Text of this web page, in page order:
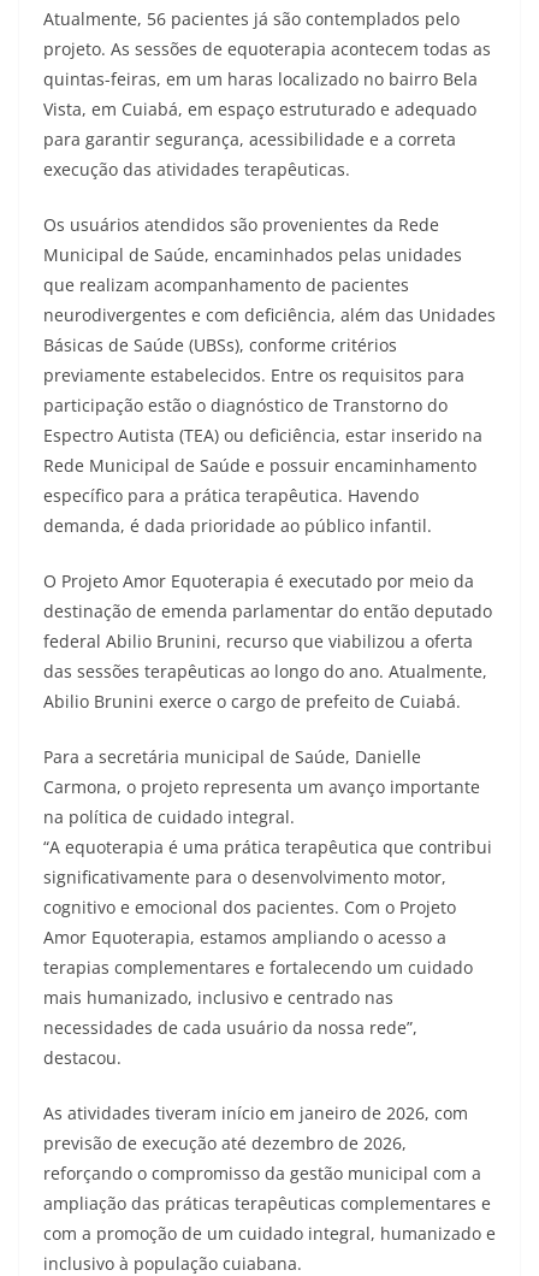
Atualmente, 56 pacientes já são contemplados pelo
projeto. As sessões de equoterapia acontecem todas as
quintas-feiras, em um haras localizado no bairro Bela
Vista, em Cuiabá, em espaço estruturado e adequado
para garantir segurança, acessibilidade e a correta
execução das atividades terapêuticas.
Os usuários atendidos são provenientes da Rede
Municipal de Saúde, encaminhados pelas unidades
que realizam acompanhamento de pacientes
neurodivergentes e com deficiência, além das Unidades
Básicas de Saúde (UBSs), conforme critérios
previamente estabelecidos. Entre os requisitos para
participação estão o diagnóstico de Transtorno do
Espectro Autista (TEA) ou deficiência, estar inserido na
Rede Municipal de Saúde e possuir encaminhamento
específico para a prática terapêutica. Havendo
demanda, é dada prioridade ao público infantil.
O Projeto Amor Equoterapia é executado por meio da
destinação de emenda parlamentar do então deputado
federal Abilio Brunini, recurso que viabilizou a oferta
das sessões terapêuticas ao longo do ano. Atualmente,
Abilio Brunini exerce o cargo de prefeito de Cuiabá.
Para a secretária municipal de Saúde, Danielle
Carmona, o projeto representa um avanço importante
na política de cuidado integral.
“A equoterapia é uma prática terapêutica que contribui
significativamente para o desenvolvimento motor,
cognitivo e emocional dos pacientes. Com o Projeto
Amor Equoterapia, estamos ampliando o acesso a
terapias complementares e fortalecendo um cuidado
mais humanizado, inclusivo e centrado nas
necessidades de cada usuário da nossa rede”,
destacou.
As atividades tiveram início em janeiro de 2026, com
previsão de execução até dezembro de 2026,
reforçando o compromisso da gestão municipal com a
ampliação das práticas terapêuticas complementares e
com a promoção de um cuidado integral, humanizado e
inclusivo à população cuiabana.